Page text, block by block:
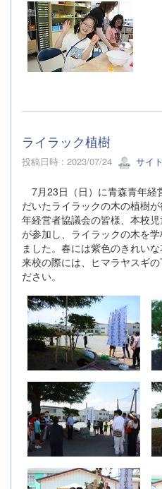
ライラック植樹
投稿日時 : 2023/07/24 サイ
7月23日（日）に青森青年経
だいたライラックの木の植樹
年経営者協議会の皆様、本校
が参加し、ライラックの木を
ました。春には紫色のきれい
来校の際には、ヒマラヤスギ
ださい。